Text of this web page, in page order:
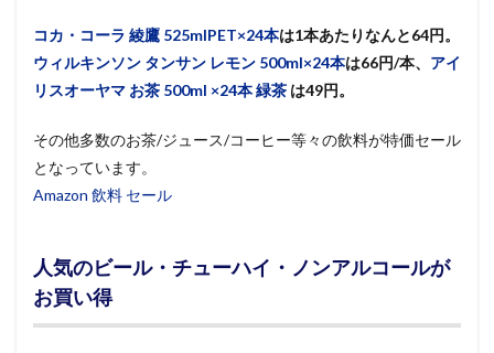
コカ・コーラ 綾鷹 525mlPET×24本は1本あたりなんと64円。
ウィルキンソン タンサン レモン 500ml×24本は66円/本、 アイ
リスオーヤマ お茶 500ml ×24本 緑茶 は49円。
その他多数のお茶/ジュース/コーヒー等々の飲料が特価セール
となっています。
Amazon 飲料 セール
人気のビール・チューハイ・ノンアルコールが
お買い得